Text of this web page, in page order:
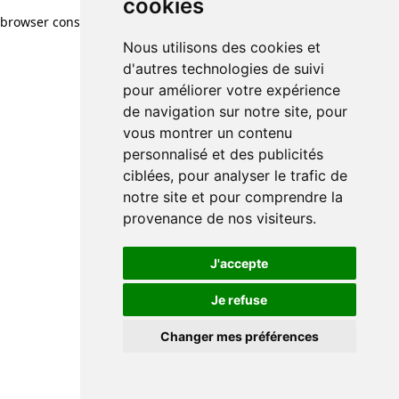
cookies
Nous utilisons des cookies et
d'autres technologies de suivi
pour améliorer votre expérience
de navigation sur notre site, pour
vous montrer un contenu
personnalisé et des publicités
ciblées, pour analyser le trafic de
notre site et pour comprendre la
provenance de nos visiteurs.
J'accepte
Je refuse
Changer mes préférences
browser console for more information)